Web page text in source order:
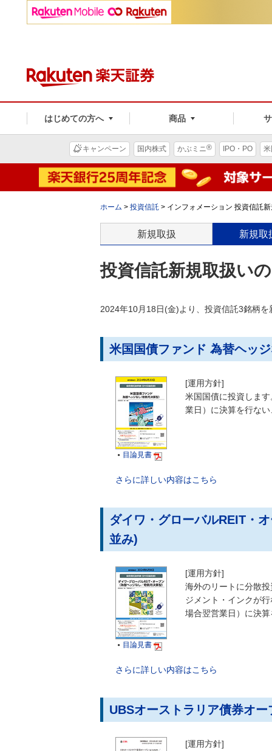
はじめての方へ 商品
キャンペーン 国内株式 かぶミニ® IPO・PO
ホーム > 投資信託 > インフォメーション 投資信託
新規取扱 新規取
投資信託新規取扱い
2024年10月18日(金)より、投資信託3銘柄を
米国国債ファンド 為替ヘッ
 目論見書
[運用方針]
米国国債に投資しま
業日）に決算を行な
さらに詳しい内容はこちら
ダイワ・グローバルREIT・
並み)
 目論見書
[運用方針]
海外のリートに分散
ジメント・インクが
場合翌営業日）に決
さらに詳しい内容はこちら
UBSオーストラリア債券オ
[運用方針]